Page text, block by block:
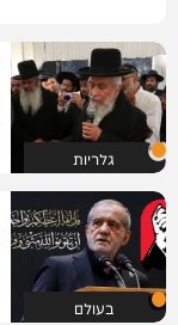
גלריות
בעולם